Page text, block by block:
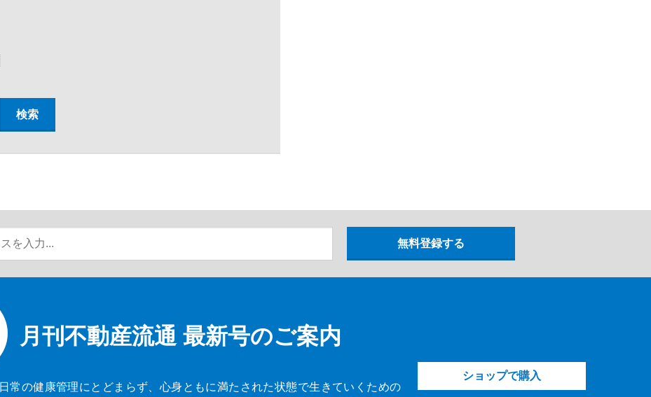
月刊不動産流通 最新号のご案内
日常の健康管理にとどまらず、心身ともに満たされた状態で生きていくための
ショップで購入